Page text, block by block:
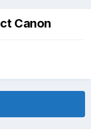
Canon